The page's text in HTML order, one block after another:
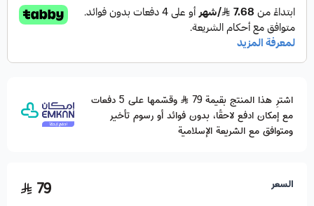
اشترِ هذا المنتج بقيمة 79
وقسّمها على 5 دفعات
مع إمكان ادفع لاحقًا، بدون فوائد أو رسوم تأخير
ومتوافق مع الشريعة الإسلامية
السعر 79